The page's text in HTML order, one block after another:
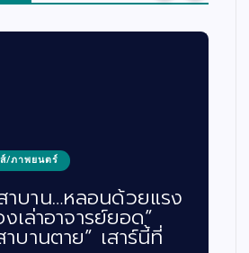
/ภาพยนตร์
าบาน…หลอนด้วยแรง
งเล่าอาจารย์ยอด”
บานตาย” เสาร์นี้ที่